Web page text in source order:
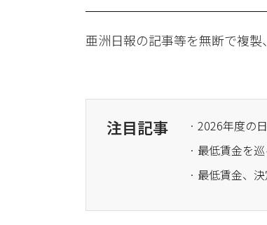
亜洲日報の記事等を無断で複製
注目記事
· 2026年度の
· 最低賃金を
· 最低賃金、